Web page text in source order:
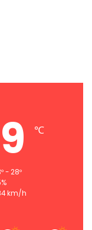
℃
- 28º
km/h